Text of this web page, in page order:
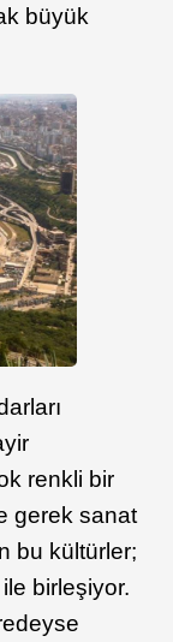
büyük
renkli bir
gerek sanat
bu kültürler;
birleşiyor.